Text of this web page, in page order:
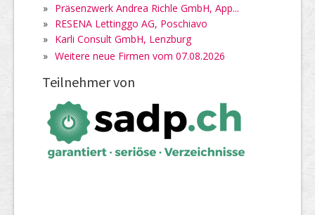
» Präsenzwerk Andrea Richle GmbH, App...
» RESENA Lettinggo AG, Poschiavo
» Karli Consult GmbH, Lenzburg
» Weitere neue Firmen vom 07.08.2026
Teilnehmer von